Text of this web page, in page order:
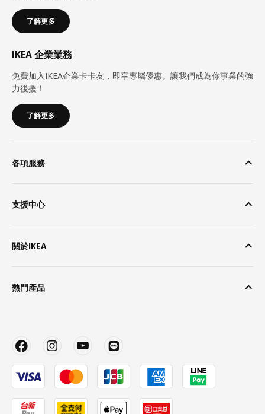
了解更多
IKEA 企業業務
免費加入IKEA企業卡卡友，即享專屬優惠。讓我們成為你事業的強
力後援！
了解更多
各項服務
支援中心
關於IKEA
熱門產品